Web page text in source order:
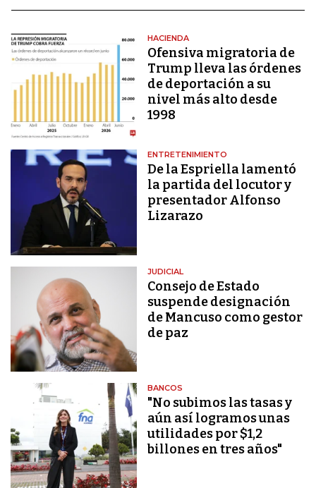
HACIENDA
Ofensiva migratoria de
Trump lleva las órdenes
de deportación a su
nivel más alto desde
1998
ENTRETENIMIENTO
De la Espriella lamentó
la partida del locutor y
presentador Alfonso
Lizarazo
JUDICIAL
Consejo de Estado
suspende designación
de Mancuso como gestor
de paz
BANCOS
"No subimos las tasas y
aún así logramos unas
utilidades por $1,2
billones en tres años"